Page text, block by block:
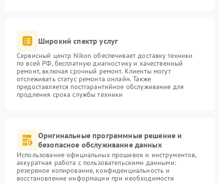
Широкий спектр услуг
Сервисный центр Nikon обеспечивает доставку техники
по всей РФ, бесплатную диагностику и качественный
ремонт, включая срочный ремонт. Клиенты могут
отслеживать статус ремонта онлайн. Также
предоставляется постгарантийное обслуживание для
продления срока службы техники
Оригинальные программные решение и
безопасное обслуживание данных
Использование официальных прошивок и инструментов,
аккуратная работа с пользовательскими данными:
резервное копирование, конфиденциальность и
восстановление информации при необходимости